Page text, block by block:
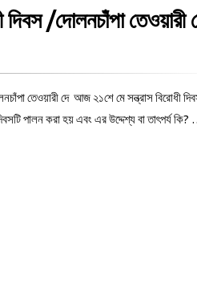
দিবস /দোলনচাঁপা তেওয়ারী
তেওয়ারী দে আজ ২১শে মে সন্ত্রাস বিরোধী
পালন করা হয় এবং এর উদ্দেশ্য বা তাৎপর্য কি?